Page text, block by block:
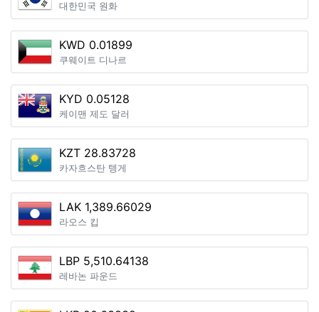
대한민국 원화
KWD 0.01899
쿠웨이트 디나르
KYD 0.05128
케이맨 제도 달러
KZT 28.83728
카자흐스탄 텡게
LAK 1,389.66029
라오스 킵
LBP 5,510.64138
레바논 파운드